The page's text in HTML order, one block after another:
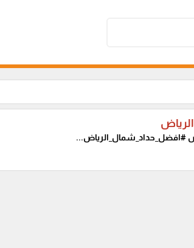
#افضل_حداد_شمال_الرياض...